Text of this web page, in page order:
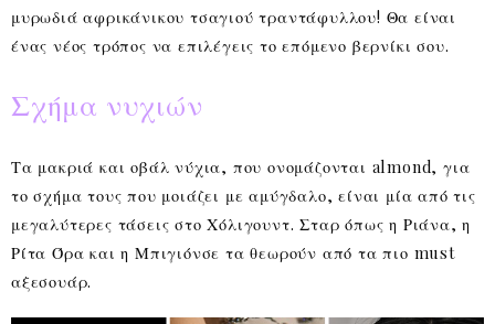
μυρωδιά αφρικάνικου τσαγιού τραντάφυλλου! Θα είναι
ένας νέος τρόπος να επιλέγεις το επόμενο βερνίκι σου.
Σχήμα νυχιών
Τα μακριά και οβάλ νύχια, που ονομάζονται almond, για
το σχήμα τους που μοιάζει με αμύγδαλο, είναι μία από τις
μεγαλύτερες τάσεις στο Χόλιγουντ. Σταρ όπως η Ριάνα, η
Ρίτα Όρα και η Μπιγιόνσε τα θεωρούν από τα πιο must
αξεσουάρ.